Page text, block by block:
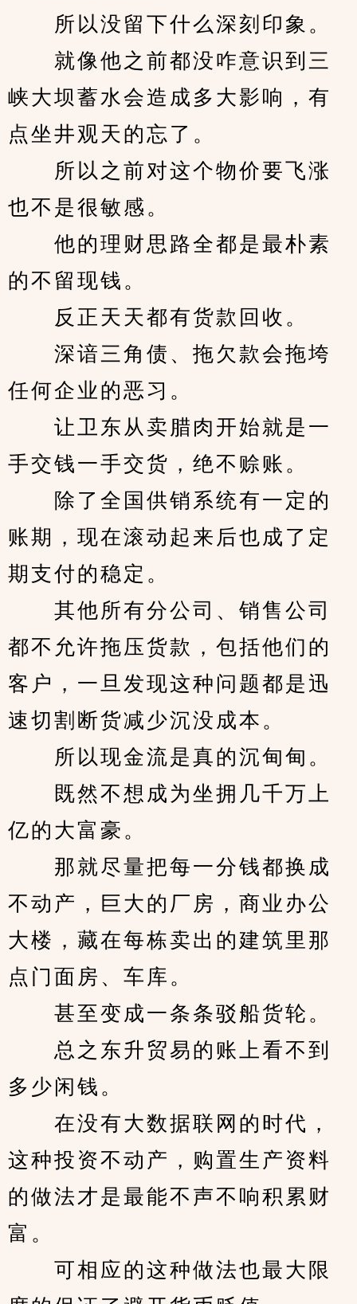
所以没留下什么深刻印象。
就像他之前都没咋意识到三
峡大坝蓄水会造成多大影响，有
点坐井观天的忘了。
所以之前对这个物价要飞涨
也不是很敏感。
他的理财思路全都是最朴素
的不留现钱。
反正天天都有货款回收。
深谙三角债、拖欠款会拖垮
任何企业的恶习。
让卫东从卖腊肉开始就是一
手交钱一手交货，绝不赊账。
除了全国供销系统有一定的
账期，现在滚动起来后也成了定
期支付的稳定。
其他所有分公司、销售公司
都不允许拖压货款，包括他们的
客户，一旦发现这种问题都是迅
速切割断货减少沉没成本。
所以现金流是真的沉甸甸。
既然不想成为坐拥几千万上
亿的大富豪。
那就尽量把每一分钱都换成
不动产，巨大的厂房，商业办公
大楼，藏在每栋卖出的建筑里那
点门面房、车库。
甚至变成一条条驳船货轮。
总之东升贸易的账上看不到
多少闲钱。
在没有大数据联网的时代，
这种投资不动产，购置生产资料
的做法才是最能不声不响积累财
富。
可相应的这种做法也最大限